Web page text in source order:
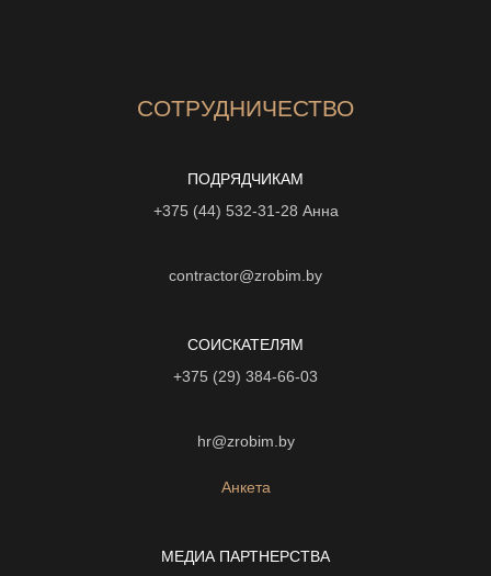
СОТРУДНИЧЕСТВО
ПОДРЯДЧИКАМ
+375 (44) 532-31-28 Анна
contractor@zrobim.by
СОИСКАТЕЛЯМ
+375 (29) 384-66-03
hr@zrobim.by
Анкета
МЕДИА ПАРТНЕРСТВА